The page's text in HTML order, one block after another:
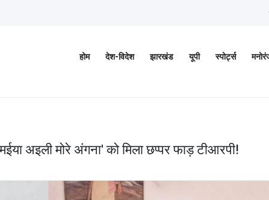
होम देश-विदेश झारखंड यूपी स्पोर्ट्स
अइली मोरे अंगना' को मिला छप्पर फाड़ टीआरपी!